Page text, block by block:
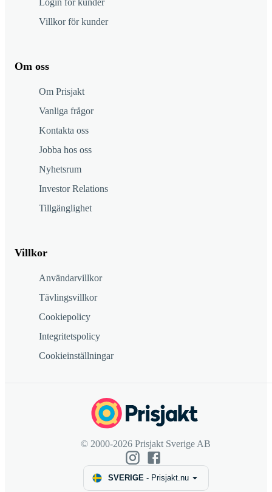
Login för kunder
Villkor för kunder
Om oss
Om Prisjakt
Vanliga frågor
Kontakta oss
Jobba hos oss
Nyhetsrum
Investor Relations
Tillgänglighet
Villkor
Användarvillkor
Tävlingsvillkor
Cookiepolicy
Integritetspolicy
Cookieinställningar
© 2000-2026 Prisjakt Sverige AB
SVERIGE- Prisjakt.nu